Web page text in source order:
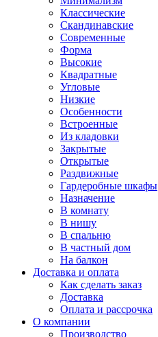
Классические
Скандинавские
Современные
Форма
Высокие
Квадратные
Угловые
Низкие
Особенности
Встроенные
Из кладовки
Закрытые
Открытые
Раздвижные
Гардеробные шкафы
Назначение
В комнату
В нишу
В спальню
В частный дом
На балкон
Доставка и оплата
Как сделать заказ
Доставка
Оплата и рассрочка
О компании
Производство